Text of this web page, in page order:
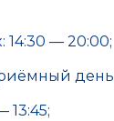
14:30 — 20:00;
13:45;